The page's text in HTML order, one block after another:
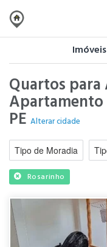
Quartos
Apartamento
PE Alterar cidade
Tipo de Moradia
Rosarinho